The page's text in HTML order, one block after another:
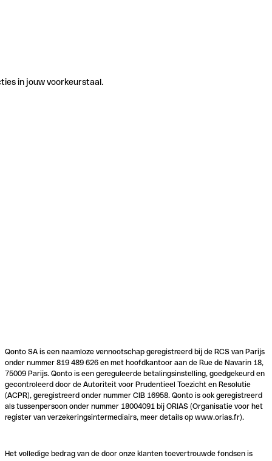
in jouw voorkeurstaal.
Qonto SA is een naamloze vennootschap geregistreerd bij de RCS van Parijs
onder nummer 819 489 626 en met hoofdkantoor aan de Rue de Navarin 18,
75009 Parijs. Qonto is een gereguleerde betalingsinstelling, goedgekeurd en
gecontroleerd door de Autoriteit voor Prudentieel Toezicht en Resolutie
(ACPR), geregistreerd onder nummer CIB 16958. Qonto is ook geregistreerd
als tussenpersoon onder nummer 18004091 bij ORIAS (Organisatie voor het
register van verzekeringsintermediairs, meer details op www.orias.fr).
Het volledige bedrag van de door onze klanten toevertrouwde fondsen is